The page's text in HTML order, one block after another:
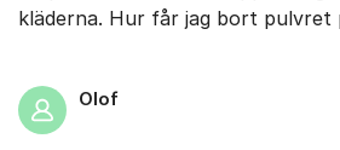
kläderna. Hur får jag bort pulvret
Olof